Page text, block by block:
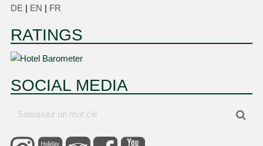
DE EN FR
RATINGS
SOCIAL MEDIA
Saisissez
mot